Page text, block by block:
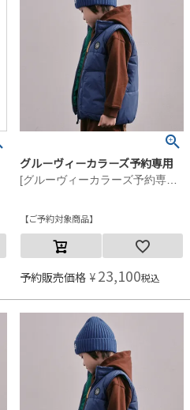
グルーヴィーカラーズ予約専用
[グルーヴィーカラーズ予約専用] ナイロンタフタ PADDING VEST【10月入荷予定】 14BLブルー
ご予約対象商品
予約販売価格 ¥ 23,100税込